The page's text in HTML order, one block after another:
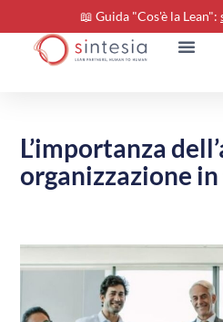
📖 Guida "Cos'è la Lean":
L’importanza
organizzazione